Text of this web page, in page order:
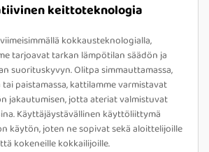
keittoteknologia
kokkausteknologialla,
tarjoavat tarkan lämpötilan säädön ja
suorituskyvyn. Olitpa simmauttamassa,
paistamassa, kattilamme varmistavat
jakautumisen, jotta ateriat valmistuvat
Käyttäjäystävällinen käyttöliittymä
käytön, joten ne sopivat sekä aloittelijoille
kokeneille kokkailijoille.